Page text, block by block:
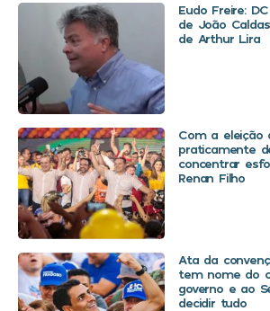
Eudo Freire:
de João
de Arthur Lira
Com a eleição
praticamente
concentrar
Renan Filho
Ata da
tem nome do
governo e ao
decidir tudo